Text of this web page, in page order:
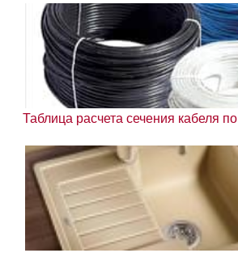
Таблица расчета сечения кабеля